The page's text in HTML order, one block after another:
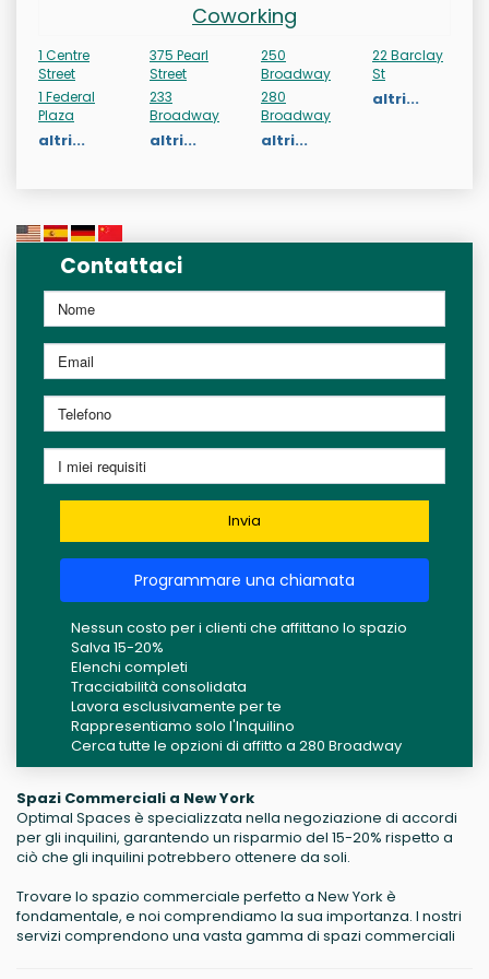
Coworking
1 Centre
Street
1 Federal
Plaza
altri...
375 Pearl
Street
233
Broadway
altri...
250
Broadway
280
Broadway
altri...
22 Barclay
St
altri...
Contattaci
Invia
Programmare una chiamata
Nessun costo per i clienti che affittano lo spazio
Salva 15-20%
Elenchi completi
Tracciabilità consolidata
Lavora esclusivamente per te
Rappresentiamo solo l'Inquilino
Cerca tutte le opzioni di affitto a 280 Broadway
Spazi Commerciali a New York
Optimal Spaces è specializzata nella negoziazione di accordi
per gli inquilini, garantendo un risparmio del 15-20% rispetto a
ciò che gli inquilini potrebbero ottenere da soli.
Trovare lo spazio commerciale perfetto a New York è
fondamentale, e noi comprendiamo la sua importanza. I nostri
servizi comprendono una vasta gamma di spazi commerciali